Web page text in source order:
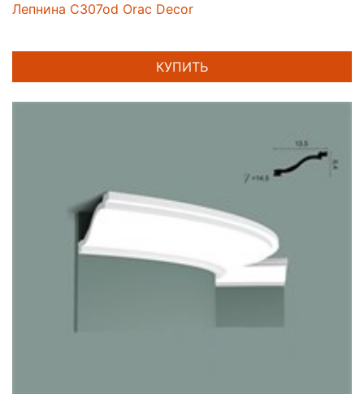
Лепнина C307od Orac Decor
КУПИТЬ